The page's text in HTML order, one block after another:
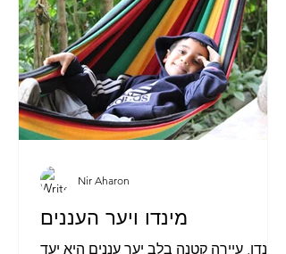
מינדו ויער העננים
מינדו, עיירה קטנה בלב יער עננים היא יעד
Nir Aharon